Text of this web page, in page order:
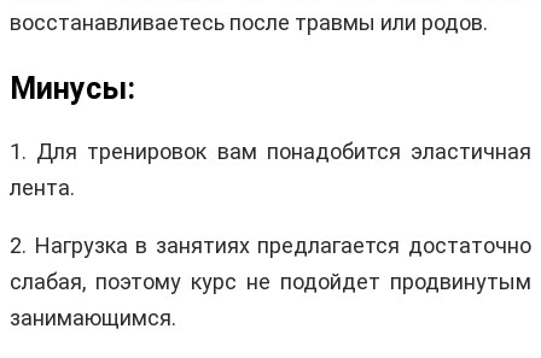
восстанавливаетесь после травмы или родов.
Минусы:
1. Для тренировок вам понадобится эластичная
лента.
2. Нагрузка в занятиях предлагается достаточно
слабая, поэтому курс не подойдет продвинутым
занимающимся.